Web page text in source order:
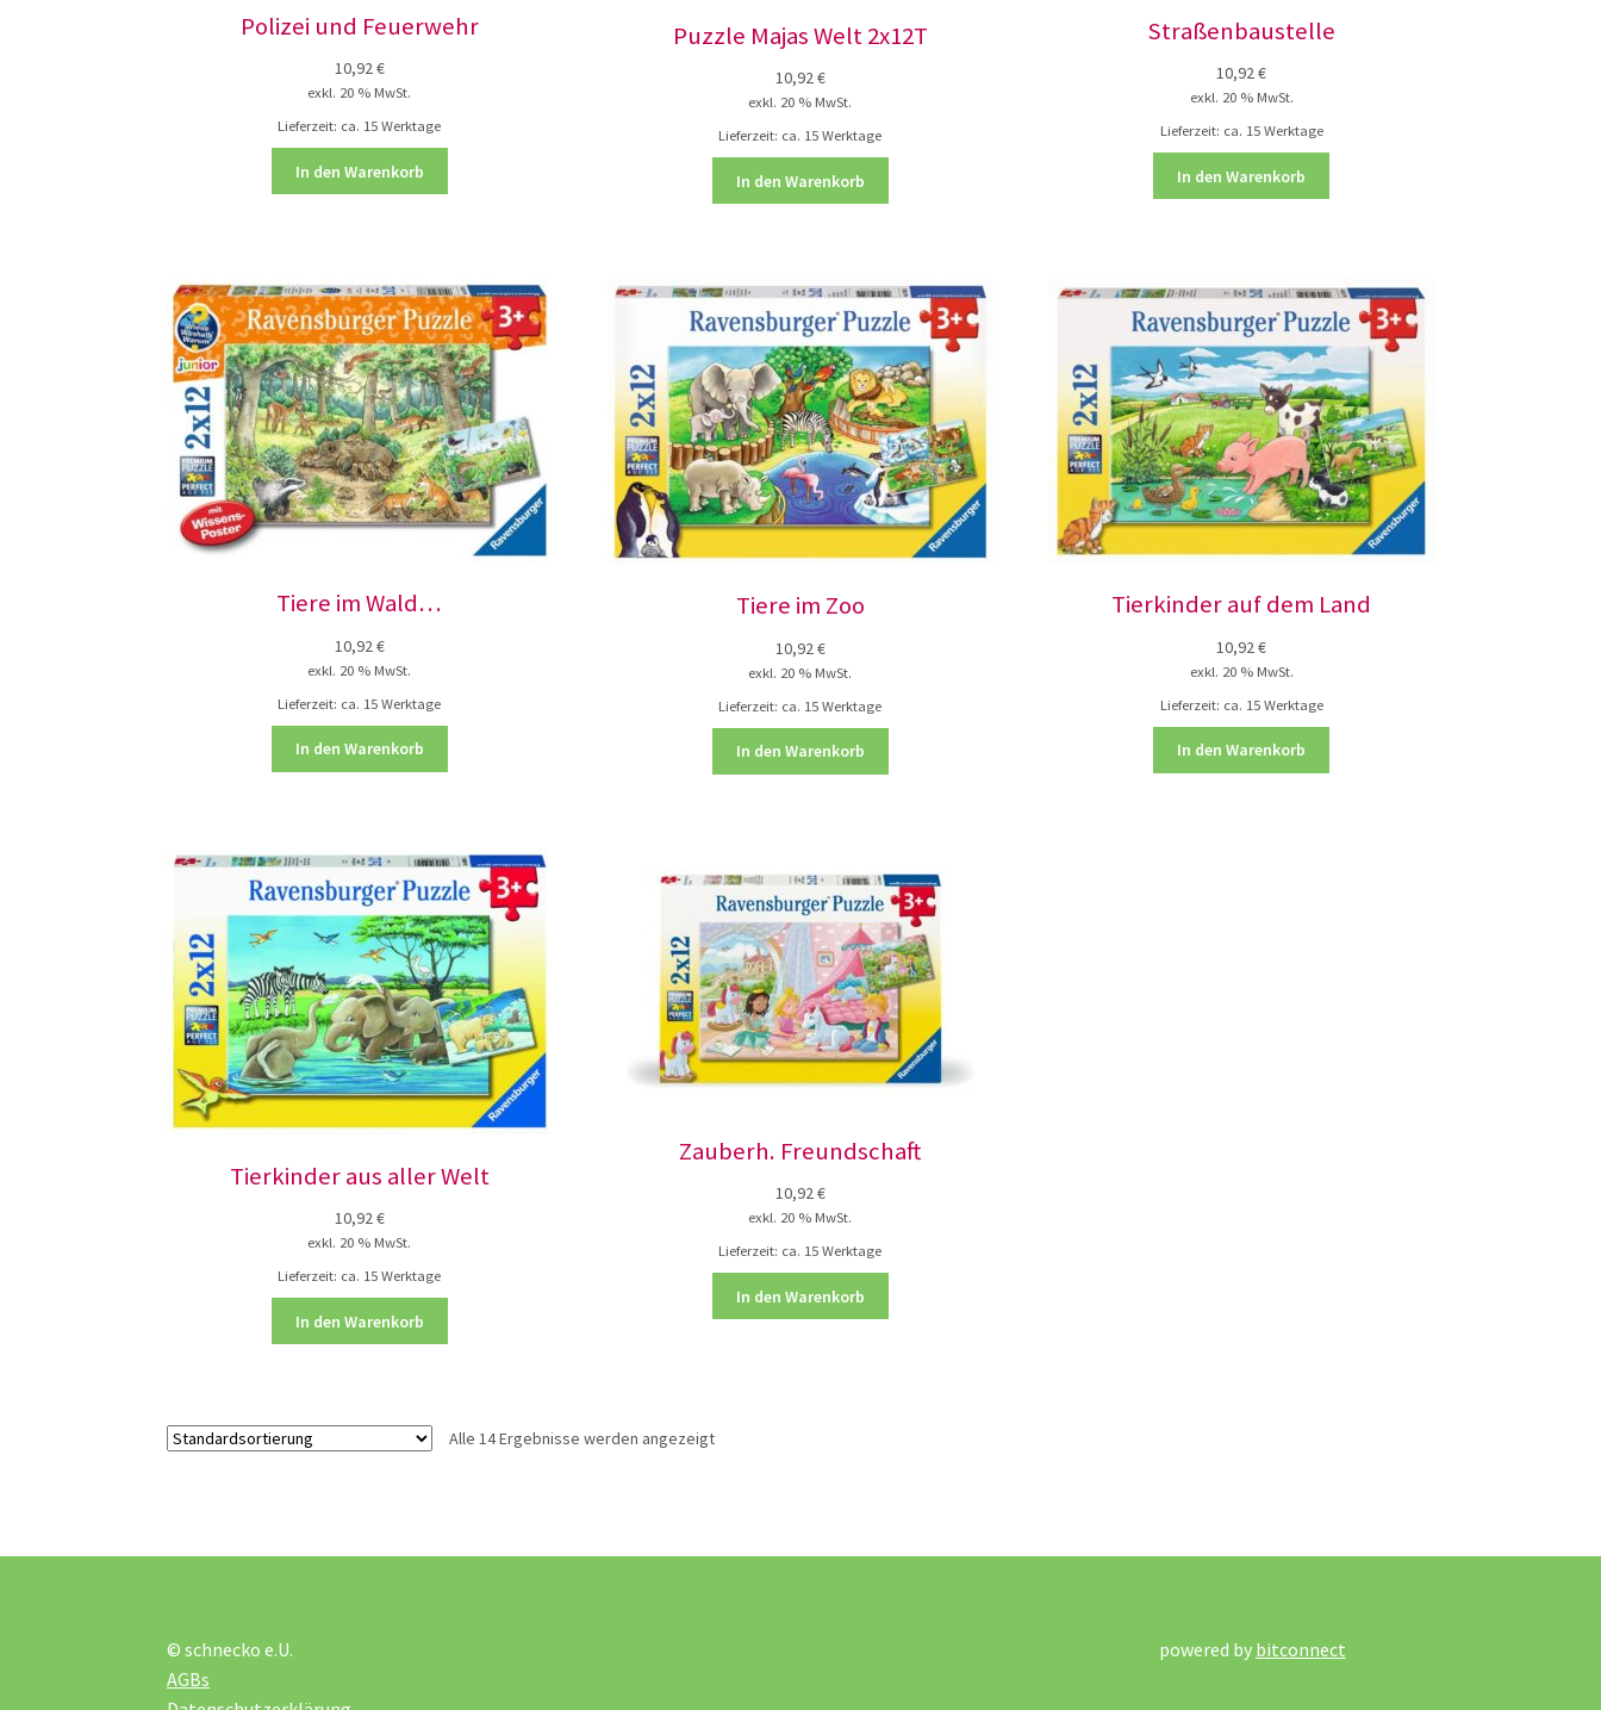
Polizei und Feuerwehr
10,92€
exkl. 20 % MwSt.
Lieferzeit: ca. 15 Werktage
In den Warenkorb
Puzzle Majas Welt 2x12T
10,92€
exkl. 20 % MwSt.
Lieferzeit: ca. 15 Werktage
In den Warenkorb
Straßenbaustelle
10,92€
exkl. 20 % MwSt.
Lieferzeit: ca. 15 Werktage
In den Warenkorb
Tiere im Wald…
10,92 €
exkl. 20 % MwSt.
Lieferzeit: ca. 15 Werktage
In den Warenkorb
Tiere im Zoo
10,92 €
exkl. 20 % MwSt.
Lieferzeit: ca. 15 Werktage
In den Warenkorb
Tierkinder auf dem Land
10,92€
exkl. 20 % MwSt.
Lieferzeit: ca. 15 Werktage
In den Warenkorb
Tierkinder aus aller Welt
10,92€
exkl. 20 % MwSt.
Lieferzeit: ca. 15 Werktage
In den Warenkorb
Zauberh. Freundschaft
10,92€
exkl. 20 % MwSt.
Lieferzeit: ca. 15 Werktage
In den Warenkorb
Alle 14 Ergebnisse werden angezeigt
© schnecko e.U.
AGBs
powered by bitconnect